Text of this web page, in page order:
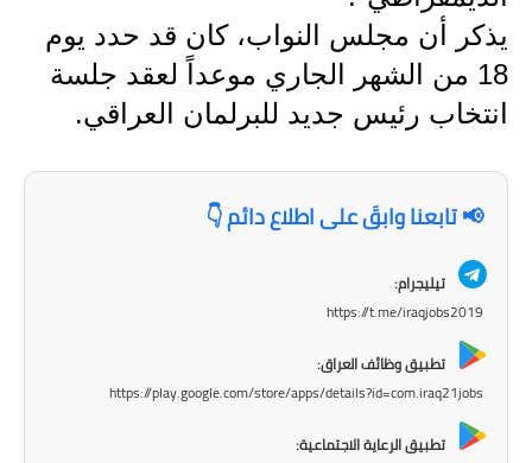
المرحلة الابتدائية
المرحلة المتوسطة
المرحلة الاعدادية
دروس
المرحلة الاعدادية
يذكر أن مجلس النواب، كان قد حدد يوم
18 من الشهر الجاري موعداً لعقد جلسة
انتخاب رئيس جديد للبرلمان العراقي.
📢 تابعنا وابقَ على اطلاع دائم 👇
تيليجرام:
https://t.me/iraqjobs2019
تطبيق وظائف العراق:
https://play.google.com/store/apps/details?id=com.iraq21jobs
تطبيق الرعاية الاجتماعية: